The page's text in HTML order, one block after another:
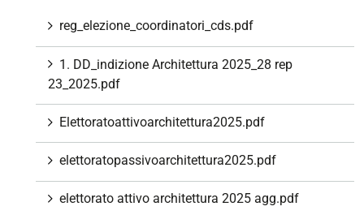
reg_elezione_coordinatori_cds.pdf
1. DD_indizione Architettura 2025_28 rep
23_2025.pdf
Elettoratoattivoarchitettura2025.pdf
elettoratopassivoarchitettura2025.pdf
elettorato attivo architettura 2025 agg.pdf